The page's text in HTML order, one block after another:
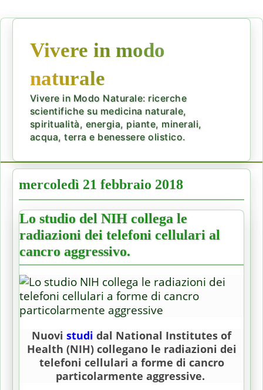
Vivere in modo
naturale
Vivere in Modo Naturale: ricerche
scientifiche su medicina naturale,
spiritualità, energia, piante, minerali,
acqua, terra e benessere olistico.
mercoledì 21 febbraio 2018
Lo studio del NIH collega le
radiazioni dei telefoni cellulari al
cancro aggressivo.
Nuovi studi dal National Institutes of
Health (NIH) collegano le radiazioni dei
telefoni cellulari a forme di cancro
particolarmente aggressive.